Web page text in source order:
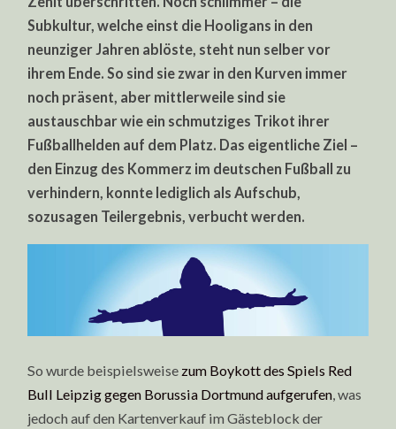
Subkultur, welche einst die Hooligans in den
neunziger Jahren ablöste, steht nun selber vor
ihrem Ende. So sind sie zwar in den Kurven immer
noch präsent, aber mittlerweile sind sie
austauschbar wie ein schmutziges Trikot ihrer
Fußballhelden auf dem Platz. Das eigentliche Ziel –
den Einzug des Kommerz im deutschen Fußball zu
verhindern, konnte lediglich als Aufschub,
sozusagen Teilergebnis, verbucht werden.
So wurde beispielsweise zum Boykott des Spiels Red
Bull Leipzig gegen Borussia Dortmund aufgerufen , was
jedoch auf den Kartenverkauf im Gästeblock der